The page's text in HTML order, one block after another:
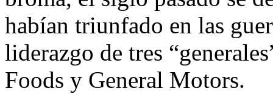
habían triunfado en las
liderazgo de tres
Foods y General Motors.